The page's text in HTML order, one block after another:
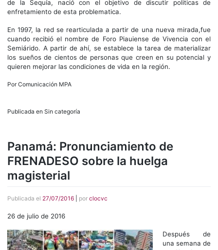
de la Sequía, nació con el objetivo de discutir politicas de
enfretamiento de esta problematica.
En 1997, la red se rearticulada a partir de una nueva mirada,fue
cuando recibió el nombre de Foro Piauiense de Vivencia con el
Semiárido. A partir de ahí, se establece la tarea de materializar
los sueños de cientos de personas que creen en su potencial y
quieren mejorar las condiciones de vida en la región.
Por Comunicación MPA
Publicada en Sin categoría
Panamá: Pronunciamiento de
FRENADESO sobre la huelga
magisterial
Publicada el 27/07/2016 por clocvc
26 de julio de 2016
Después de
una semana de